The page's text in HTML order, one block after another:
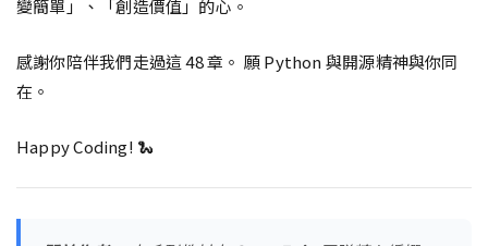
變簡單」、「創造價值」的心。
感謝你陪伴我們走過這 48 章。 願 Python 與開源精神與你同
在。
Happy Coding! 🐍